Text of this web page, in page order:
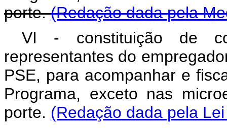
porte.(Redação dada pela
VI - constituição de
representantes do
PSE, para acompanhar e
Programa, exceto nas
porte. (Redação dada pela